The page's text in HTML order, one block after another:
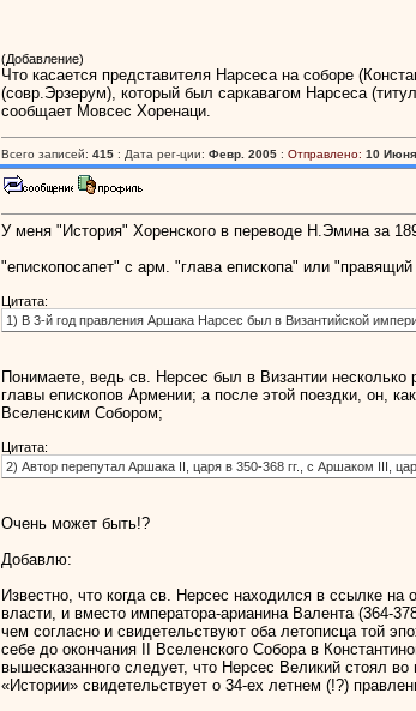
(Добавление)
Что касается представителя Нарсеса на соборе
(совр.Эрзерум), который был саркавагом Нарсеса
сообщает Мовсес Хоренаци.
Всего записей: 415 : Дата рег-ции: Февр. 2005 : Отправлено: 10
У меня "История" Хоренского в переводе Н.Эмина за
"епископосапет" с арм. "глава епископа" или
Цитата:
1) В 3-й год правления Аршака Нарсес был в Византийской
Понимаете, ведь св. Нерсес был в Византии
главы епископов Армении; а после этой поездки, он,
Вселенским Собором;
Цитата:
2) Автор перепутал Аршака II, царя в 350-368 гг., с Аршаком III,
Очень может быть!?
Добавлю:
Известно, что когда св. Нерсес находился в ссылке
власти, и вместо императора-арианина Валента (364-
чем согласно и свидетельствуют оба летописца той
себе до окончания II Вселенского Собора в
вышесказанного следует, что Нерсес Великий стоял
«Истории» свидетельствует о 34-ех летнем (!?)